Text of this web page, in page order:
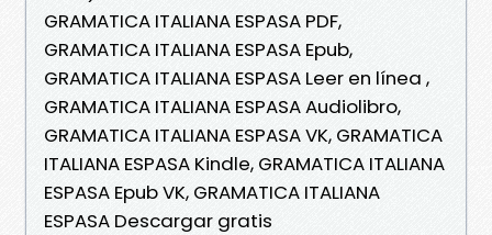
GRAMATICA ITALIANA ESPASA PDF,
GRAMATICA ITALIANA ESPASA Epub,
GRAMATICA ITALIANA ESPASA Leer en línea ,
GRAMATICA ITALIANA ESPASA Audiolibro,
GRAMATICA ITALIANA ESPASA VK, GRAMATICA
ITALIANA ESPASA Kindle, GRAMATICA ITALIANA
ESPASA Epub VK, GRAMATICA ITALIANA
ESPASA Descargar gratis